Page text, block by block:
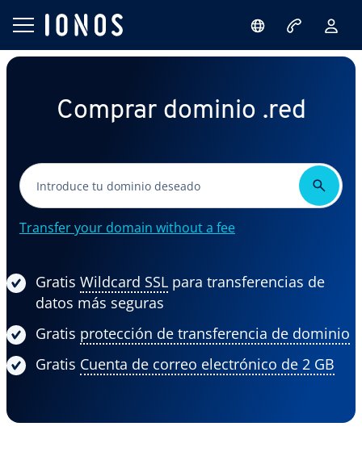
Comprar dominio .red
Transfer your domain without a fee
Gratis Wildcard SSL para transferencias de
datos más seguras
Gratis protección de transferencia de dominio
Gratis Cuenta de correo electrónico de 2 GB